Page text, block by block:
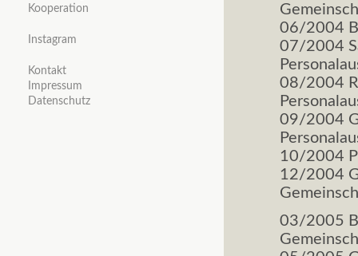
06/2004
07/2004
08/2004
09/2004
10/2004
12/2004
03/2005
Kooperation
Instagram
Kontakt
Impressum
Datenschutz